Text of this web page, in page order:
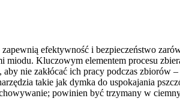
efektywność i bezpieczeństwo
Kluczowym elementem procesu
nie zakłócać ich pracy podczas
takie jak dymka do uspokajania
powinien być trzymany w